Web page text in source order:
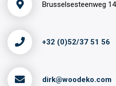
Brusselsesteenweg
+32 (0)52/37 51 56
dirk@woodeko.com